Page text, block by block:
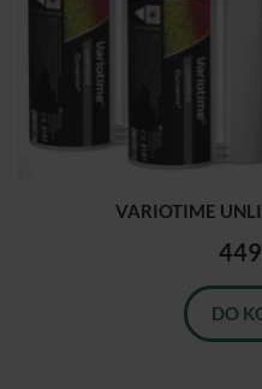
VARIOTIME
DO